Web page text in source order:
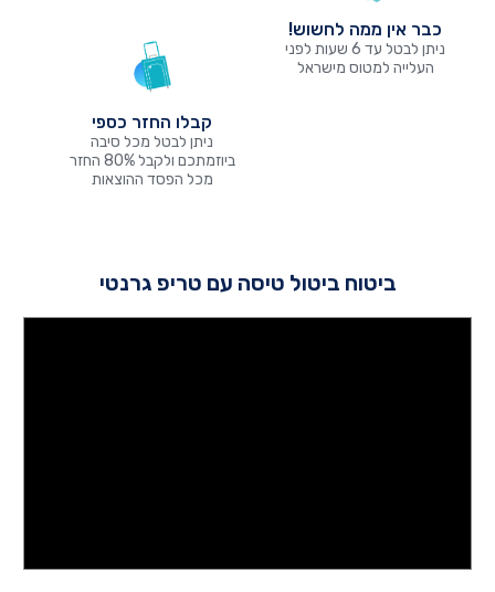
כבר אין ממה לחשוש!
ניתן לבטל עד 6 שעות לפני
העלייה למטוס מישראל
קבלו החזר כספי
ניתן לבטל מכל סיבה
ביוזמתכם ולקבל 80% החזר
מכל הפסד ההוצאות
ביטוח ביטול טיסה עם טריפ גרנטי